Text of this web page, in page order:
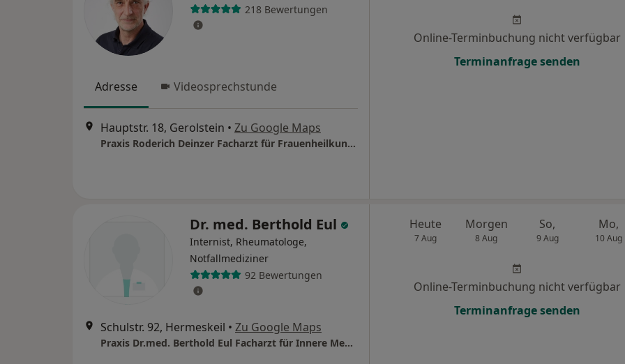
218 Bewertungen
Adresse Videosprechstunde
Hauptstr. 18, Gerolstein • Zu Google Maps
Praxis Roderich Deinzer Facharzt für Frauenheilkunde und Geburtshilfe
Online-Terminbuchung nicht verfügbar
Terminanfrage senden
Dr. med. Berthold Eul
Internist, Rheumatologe,
Notfallmediziner
92 Bewertungen
Schulstr. 92, Hermeskeil • Zu Google Maps
Praxis Dr.med. Berthold Eul Facharzt für Innere Medizin und Rheumatologie
Heute
7 Aug
Morgen
8 Aug
So,
9 Aug
Mo,
10 Aug
Online-Terminbuchung nicht verfügbar
Terminanfrage senden